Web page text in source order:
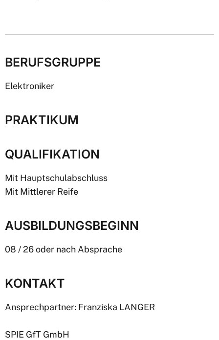
BERUFSGRUPPE
Elektroniker
PRAKTIKUM
QUALIFIKATION
Mit Hauptschulabschluss
Mit Mittlerer Reife
AUSBILDUNGSBEGINN
08 / 26 oder nach Absprache
KONTAKT
Ansprechpartner: Franziska LANGER
SPIE GfT GmbH